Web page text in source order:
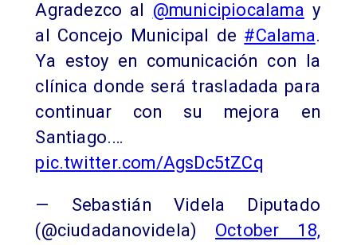
Agradezco al @municipiocalama y
al Concejo Municipal de #Calama.
Ya estoy en comunicación con la
clínica donde será trasladada para
continuar con su mejora en
Santiago.…
pic.twitter.com/AgsDc5tZCq
— Sebastián Videla Diputado
(@ciudadanovidela) October 18,